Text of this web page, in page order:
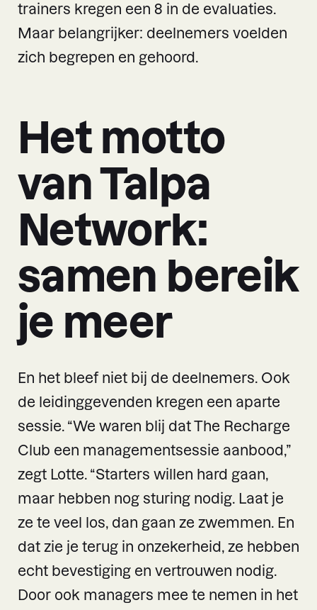
trainers kregen een 8 in de evaluaties.
Maar belangrijker: deelnemers voelden
zich begrepen en gehoord.
Het motto
van Talpa
Network:
samen bereik
je meer
En het bleef niet bij de deelnemers. Ook
de leidinggevenden kregen een aparte
sessie. “We waren blij dat The Recharge
Club een managementsessie aanbood,”
zegt Lotte. “Starters willen hard gaan,
maar hebben nog sturing nodig. Laat je
ze te veel los, dan gaan ze zwemmen. En
dat zie je terug in onzekerheid, ze hebben
echt bevestiging en vertrouwen nodig.
Door ook managers mee te nemen in het